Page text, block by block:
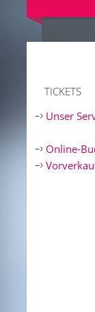
TICKETS
Unser
Online-